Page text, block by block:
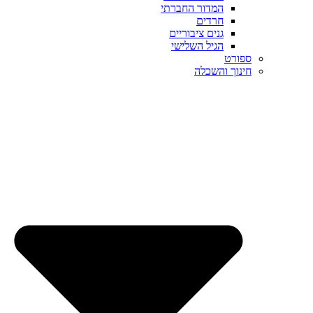
המדור החברתי
חרדים
גנים ציבוריים
הגיל השלישי
ספורט
חינוך והשכלה